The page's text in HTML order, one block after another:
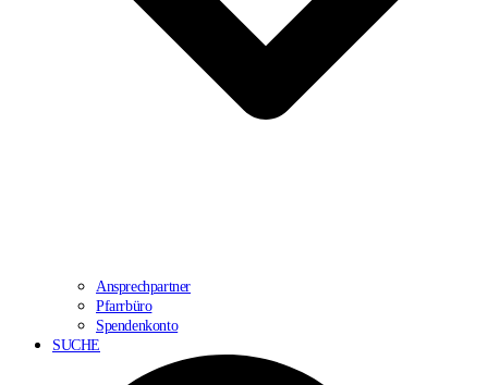
Ansprechpartner
Pfarrbüro
Spendenkonto
SUCHE